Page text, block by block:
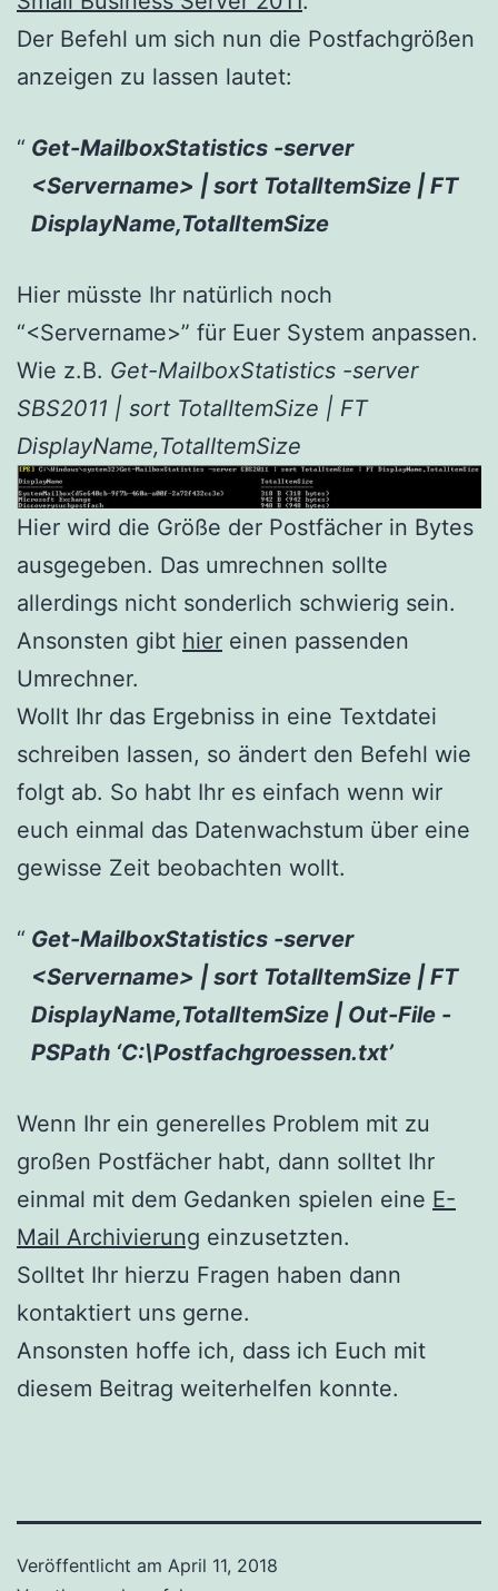
Der Befehl um sich nun die Postfachgrößen
anzeigen zu lassen lautet:
Get-MailboxStatistics -server
<Servername> | sort TotalItemSize | FT
DisplayName,TotalItemSize
Hier müsste Ihr natürlich noch
“<Servername>” für Euer System anpassen.
Wie z.B. Get-MailboxStatistics -server
SBS2011 | sort TotalItemSize | FT
DisplayName,TotalItemSize
Hier wird die Größe der Postfächer in Bytes
ausgegeben. Das umrechnen sollte
allerdings nicht sonderlich schwierig sein.
Ansonsten gibt hier einen passenden
Umrechner.
Wollt Ihr das Ergebniss in eine Textdatei
schreiben lassen, so ändert den Befehl wie
folgt ab. So habt Ihr es einfach wenn wir
euch einmal das Datenwachstum über eine
gewisse Zeit beobachten wollt.
Get-MailboxStatistics -server
<Servername> | sort TotalItemSize | FT
DisplayName,TotalItemSize | Out-File -
PSPath ‘C:\Postfachgroessen.txt’
Wenn Ihr ein generelles Problem mit zu
großen Postfächer habt, dann solltet Ihr
einmal mit dem Gedanken spielen eine E-
Mail Archivierung einzusetzten.
Solltet Ihr hierzu Fragen haben dann
kontaktiert uns gerne.
Ansonsten hoffe ich, dass ich Euch mit
diesem Beitrag weiterhelfen konnte.
Veröffentlicht am April 11, 2018